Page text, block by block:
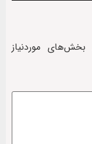
بخش‌های موردنیاز